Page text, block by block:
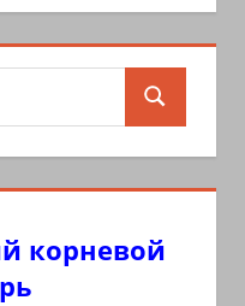
Поиск
корневой